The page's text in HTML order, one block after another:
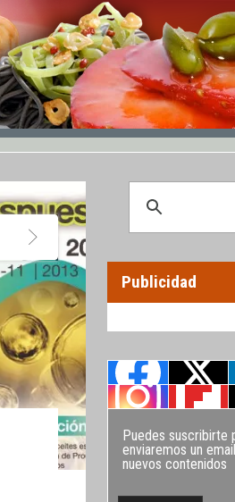
Publicidad
Puedes suscribirte
enviaremos un
nuevos contenidos